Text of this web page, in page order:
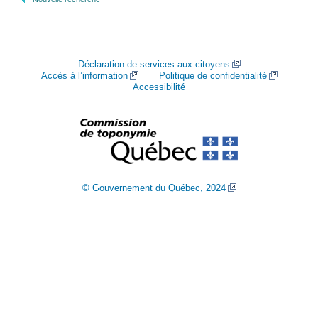
Déclaration de services aux citoyens
Accès à l’information
Politique de confidentialité
Accessibilité
© Gouvernement du Québec, 2024